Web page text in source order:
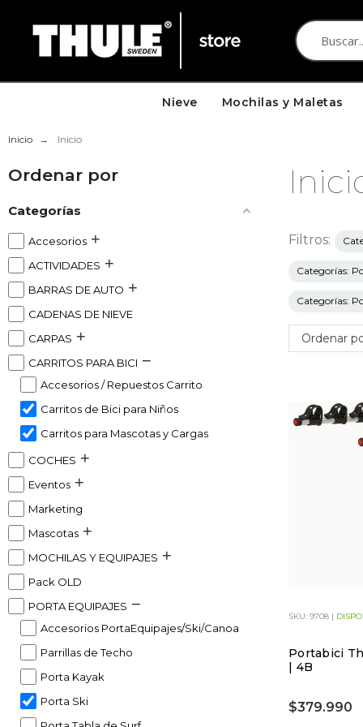
Nieve Mochilas y Maletas
Inicio Inicio
Ordenar por
Categorías
Accesorios
ACTIVIDADES
BARRAS DE AUTO
CADENAS DE NIEVE
CARPAS
CARRITOS PARA BICI
Accesorios / Repuestos Carrito
Carritos de Bici para Niños
Carritos para Mascotas y Cargas
COCHES
Eventos
Marketing
Mascotas
MOCHILAS Y EQUIPAJES
Pack OLD
PORTA EQUIPAJES
Accesorios PortaEquipajes/Ski/Canoa
Parrillas de Techo
Porta Kayak
Porta Ski
Filtros:
Categorías:
Categorías:
Ordenar
SKU: 9708 |
Portabici
| 4B
$379.990